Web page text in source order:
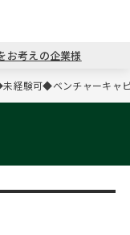
戻る
コンサ
戻る
キャリ
戻る
MBAの
戻る
日本か
戻る
パワー
お考えの企業様
経験可◆ベンチャーキャ